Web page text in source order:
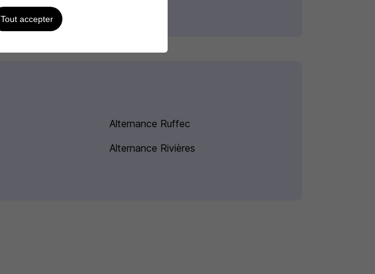
Alternance Ruffec
Alternance Rivières
Tout accepter